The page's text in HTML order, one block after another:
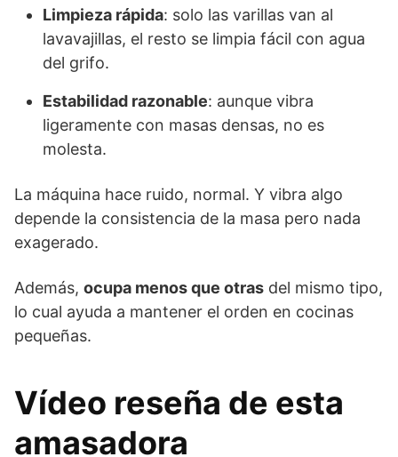
Limpieza rápida: solo las varillas van al
lavavajillas, el resto se limpia fácil con agua
del grifo.
Estabilidad razonable: aunque vibra
ligeramente con masas densas, no es
molesta.
La máquina hace ruido, normal. Y vibra algo
depende la consistencia de la masa pero nada
exagerado.
Además, ocupa menos que otras del mismo tipo,
lo cual ayuda a mantener el orden en cocinas
pequeñas.
Vídeo reseña de esta
amasadora